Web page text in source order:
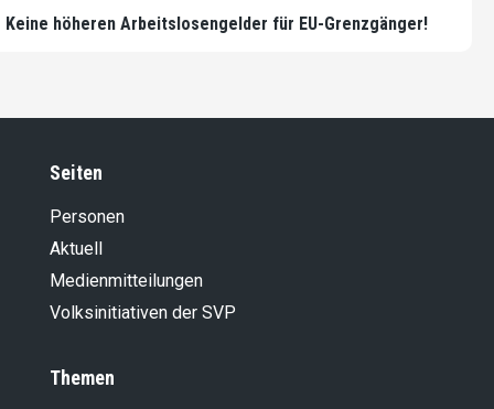
Keine höheren Arbeitslosengelder für EU-Grenzgänger!
Seiten
Personen
Aktuell
Medienmitteilungen
Volksinitiativen der SVP
Themen